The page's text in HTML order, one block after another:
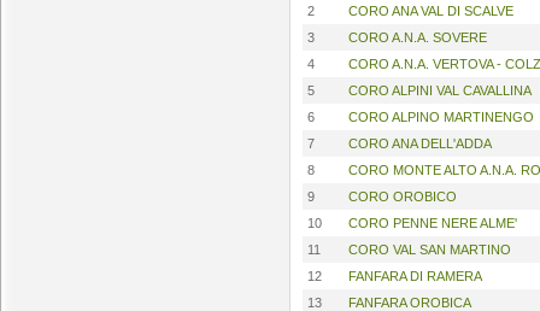
2
CORO ANA VAL DI SCALVE
3
CORO A.N.A. SOVERE
4
CORO A.N.A. VERTOVA -
5
CORO ALPINI VAL CAVALLINA
6
CORO ALPINO MARTINENGO
7
CORO ANA DELL'ADDA
8
CORO MONTE ALTO A.N.A.
9
CORO OROBICO
10
CORO PENNE NERE ALME'
11
CORO VAL SAN MARTINO
12
FANFARA DI RAMERA
13
FANFARA OROBICA